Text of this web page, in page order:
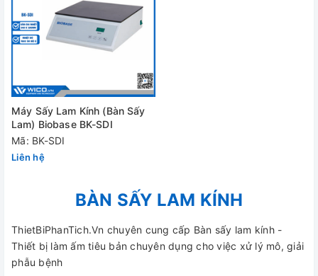
Máy Sấy Lam Kính (Bàn Sấy
Lam) Biobase BK-SDI
Mã: BK-SDI
Liên hệ
BÀN SẤY LAM KÍNH
ThietBiPhanTich.Vn chuyên cung cấp Bàn sấy lam kính -
Thiết bị làm ấm tiêu bản chuyên dụng cho việc xử lý mô, giải
phẫu bệnh